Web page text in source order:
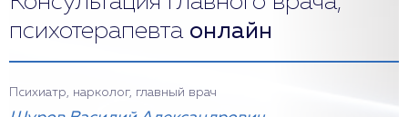
психотерапевта онлайн
Психиатр, нарколог, главный врач